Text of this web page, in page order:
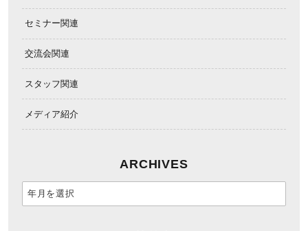
セミナー関連
交流会関連
スタッフ関連
メディア紹介
ARCHIVES